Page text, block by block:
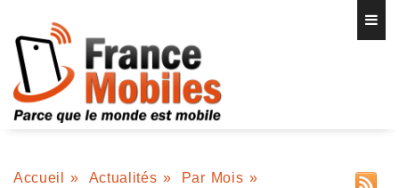
Accueil » Actualités » Par Mois »